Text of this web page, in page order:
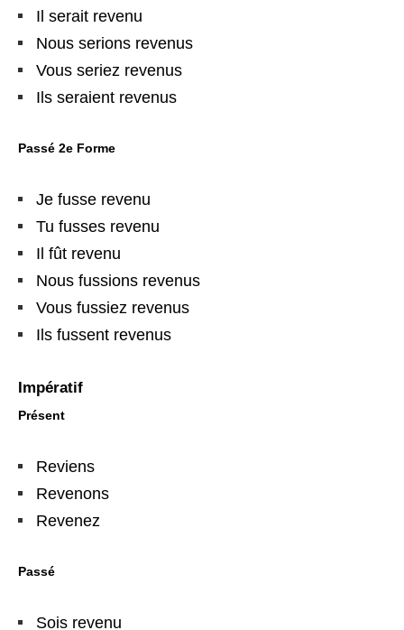
Il serait revenu
Nous serions revenus
Vous seriez revenus
Ils seraient revenus
Passé 2e Forme
Je fusse revenu
Tu fusses revenu
Il fût revenu
Nous fussions revenus
Vous fussiez revenus
Ils fussent revenus
Impératif
Présent
Reviens
Revenons
Revenez
Passé
Sois revenu